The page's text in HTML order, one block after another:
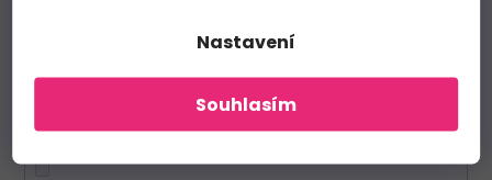
Nastavení
Souhlasím